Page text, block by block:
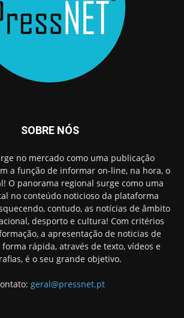
SOBRE NÓS
no mercado como uma publicação
a função de informar on-line, na hora, o
O panorama regional surge como uma
no conteúdo noticioso da plataforma
contudo, as notícias de âmbito
desporto e cultura! Com critérios
a apresentação de noticias de
rápida, através de texto, vídeos e
é o seu grande objetivo.
geral@pressnet.pt